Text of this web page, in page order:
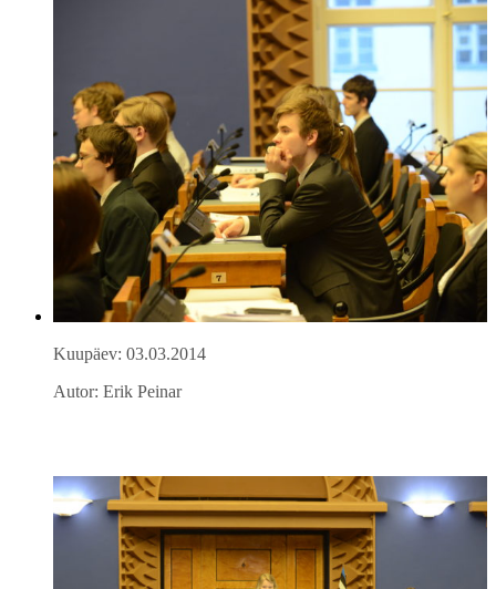
Kuupäev: 03.03.2014
Autor: Erik Peinar